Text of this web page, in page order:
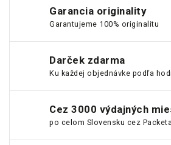
Garancia originality
Garantujeme 100% originalitu
Darček zdarma
Ku každej objednávke podľa
Cez 3000 výdajných
po celom Slovensku cez Packeta